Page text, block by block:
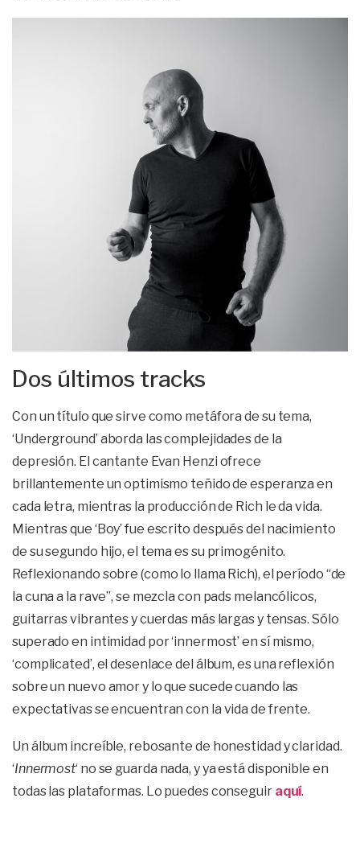
Dos últimos tracks
Con un título que sirve como metáfora de su tema,
‘Underground’ aborda las complejidades de la
depresión. El cantante Evan Henzi ofrece
brillantemente un optimismo teñido de esperanza en
cada letra, mientras la producción de Rich le da vida.
Mientras que ‘Boy’ fue escrito después del nacimiento
de su segundo hijo, el tema es su primogénito.
Reflexionando sobre (como lo llama Rich), el período “de
la cuna a la rave”, se mezcla con pads melancólicos,
guitarras vibrantes y cuerdas más largas y tensas. Sólo
superado en intimidad por ‘innermost’ en sí mismo,
‘complicated’, el desenlace del álbum, es una reflexión
sobre un nuevo amor y lo que sucede cuando las
expectativas se encuentran con la vida de frente.
Un álbum increíble, rebosante de honestidad y claridad.
‘Innermost‘ no se guarda nada, y ya está disponible en
todas las plataformas. Lo puedes conseguir aquí.